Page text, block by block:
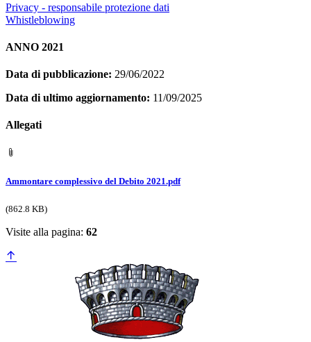
Privacy - responsabile protezione dati
Whistleblowing
ANNO 2021
Data di pubblicazione: 29/06/2022
Data di ultimo aggiornamento: 11/09/2025
Allegati
Ammontare complessivo del Debito 2021.pdf
(862.8 KB)
Visite alla pagina: 62